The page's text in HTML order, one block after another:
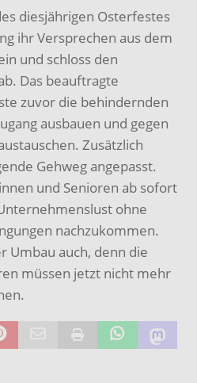
diesjährigen Osterfestes
ihrVersprechen aus dem
und schloss den
Das beauftragte
zuvor die behindernden
ausbauen und gegen
Zusätzlich
Gehweg angepasst.
und Senioren ab sofort
ohne
nachzukommen.
Umbau auch, denn die
müssen jetzt nicht mehr